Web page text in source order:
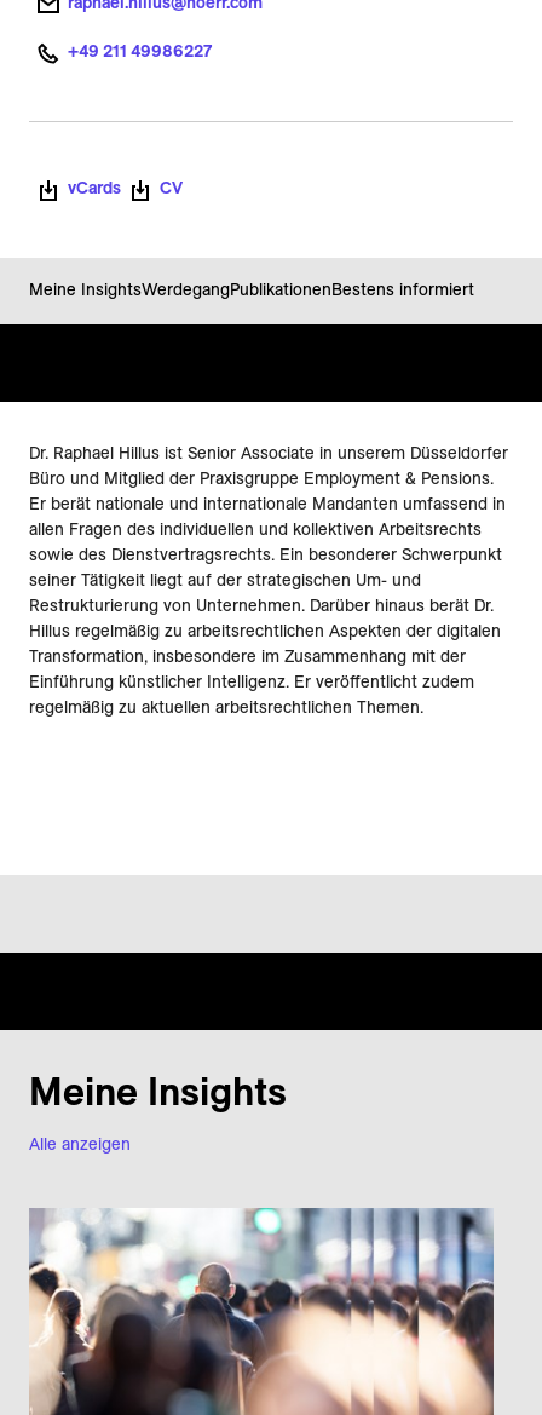
+49 211 49986227
vCards CV
Meine InsightsWerdegangPublikationenBestens informiert
Dr. Raphael Hillus ist Senior Associate in unserem Düsseldorfer
Büro und Mitglied der Praxisgruppe Employment & Pensions.
Er berät nationale und internationale Mandanten umfassend in
allen Fragen des individuellen und kollektiven Arbeitsrechts
sowie des Dienstvertragsrechts. Ein besonderer Schwerpunkt
seiner Tätigkeit liegt auf der strategischen Um- und
Restrukturierung von Unternehmen. Darüber hinaus berät Dr.
Hillus regelmäßig zu arbeitsrechtlichen Aspekten der digitalen
Transformation, insbesondere im Zusammenhang mit der
Einführung künstlicher Intelligenz. Er veröffentlicht zudem
regelmäßig zu aktuellen arbeitsrechtlichen Themen.
Alle anzeigen
Meine Insights